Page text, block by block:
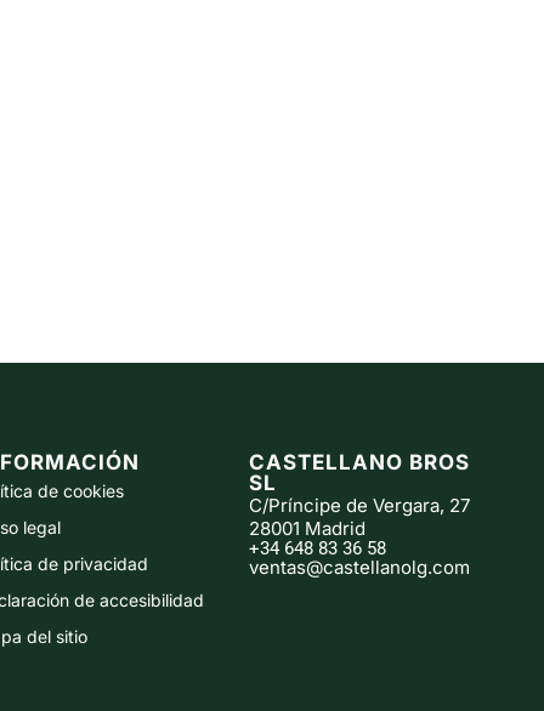
de cookies
legal
de privacidad
de accesibilidad
del sitio
CASTELLANO BROS
SL
C/Príncipe de Vergara, 27
28001 Madrid
+34 648 83 36 58
ventas@castellanolg.com